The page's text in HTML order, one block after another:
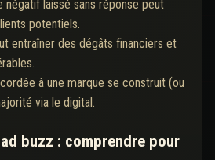
négatif laissé sans réponse peut
potentiels.
entraîner des dégâts financiers et
à une marque se construit (ou
via le digital.
buzz : comprendre pour